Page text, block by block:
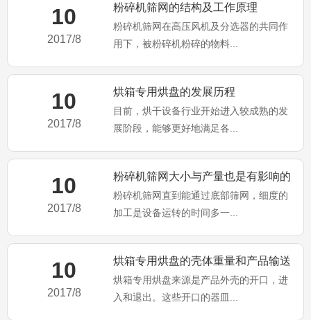
10
2017/8
粉碎机筛网的结构及工作原理
粉碎机筛网在高压风机及分选器的共同作
用下，被粉碎机粉碎的物料...
10
2017/8
烘箱专用烘盘的发展历程
目前，烘干设备行业开始进入较成熟的发
展阶段，能够更好地满足各...
10
2017/8
粉碎机筛网大小与产量也是有影响的
粉碎机筛网直到能通过底部筛网，细度的
加工是设备运转的时间多一...
10
2017/8
烘箱专用烘盘的壳体重量和产品输送
系统
烘箱专用烘盘来源是产品外壳的开口，进
入和退出。这些开口的器皿...